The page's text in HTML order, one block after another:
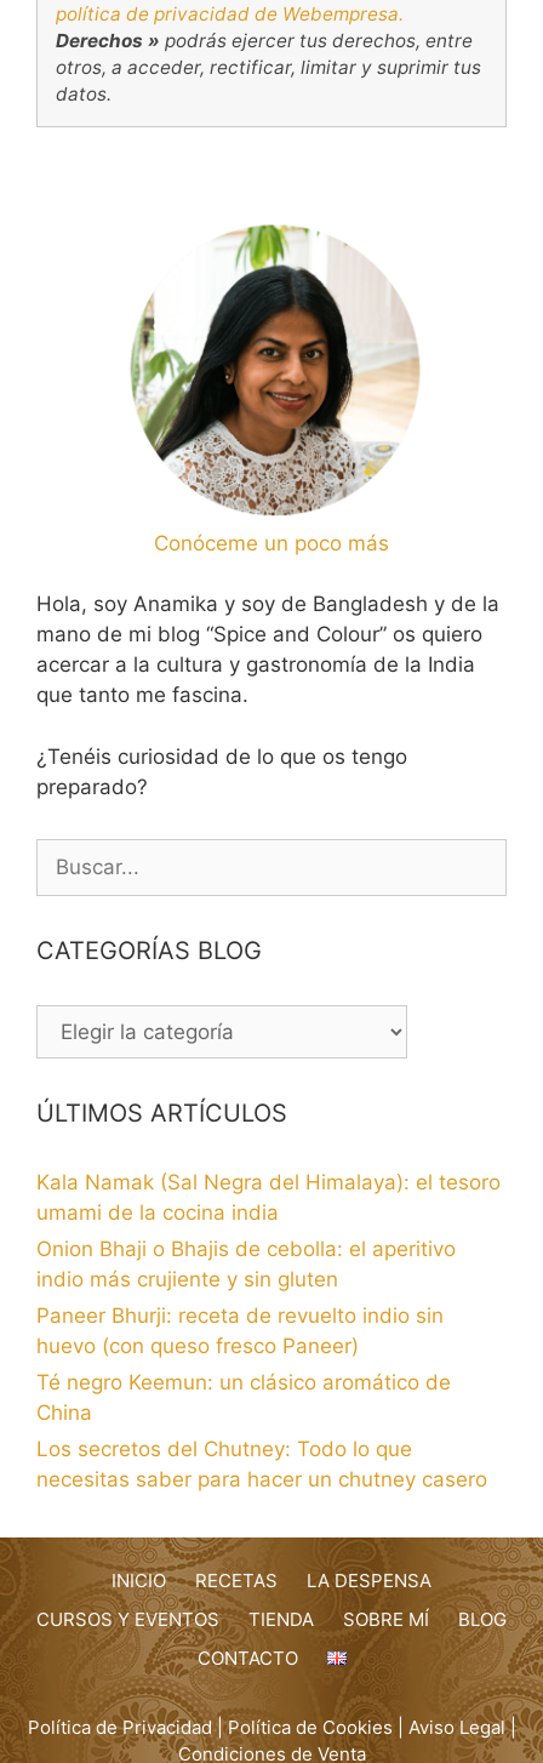
política de privacidad de Webempresa.
Derechos » podrás ejercer tus derechos, entre
otros, a acceder, rectificar, limitar y suprimir tus
datos.
Conóceme un poco más
Hola, soy Anamika y soy de Bangladesh y de la
mano de mi blog “Spice and Colour” os quiero
acercar a la cultura y gastronomía de la India
que tanto me fascina.
¿Tenéis curiosidad de lo que os tengo
preparado?
CATEGORÍAS BLOG
CATEGORÍAS
BLOG
ÚLTIMOS ARTÍCULOS
Kala Namak (Sal Negra del Himalaya): el tesoro
umami de la cocina india
Onion Bhaji o Bhajis de cebolla: el aperitivo
indio más crujiente y sin gluten
Paneer Bhurji: receta de revuelto indio sin
huevo (con queso fresco Paneer)
Té negro Keemun: un clásico aromático de
China
Los secretos del Chutney: Todo lo que
necesitas saber para hacer un chutney casero
INICIO RECETAS
LA DESPENSA
CURSOS Y EVENTOS
TIENDA SOBRE MÍ
BLOG
CONTACTO
Política de Privacidad|Política de Cookies Aviso Legal|
Condiciones de Venta